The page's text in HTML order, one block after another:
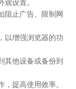
观设置。
阻止广告、限制网
以增强浏览器的功
其他设备或备份到
提高使用效率。